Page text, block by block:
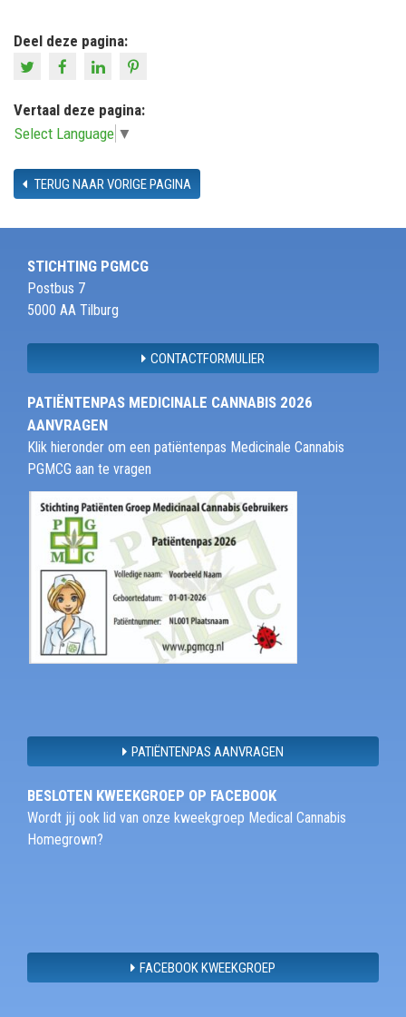
Deel deze pagina:
Vertaal deze pagina:
Select Language ▼
TERUG NAAR VORIGE PAGINA
STICHTING PGMCG
Postbus 7
5000 AA Tilburg
CONTACTFORMULIER
PATIËNTENPAS MEDICINALE CANNABIS 2026
AANVRAGEN
Klik hieronder om een patiëntenpas Medicinale Cannabis
PGMCG aan te vragen
PATIËNTENPAS AANVRAGEN
BESLOTEN KWEEKGROEP OP FACEBOOK
Wordt jij ook lid van onze kweekgroep Medical Cannabis
Homegrown?
FACEBOOK KWEEKGROEP